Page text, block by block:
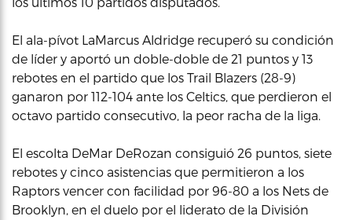
El ala-pívot LaMarcus Aldridge recuperó su condición
de líder y aportó un doble-doble de 21 puntos y 13
rebotes en el partido que los Trail Blazers (28-9)
ganaron por 112-104 ante los Celtics, que perdieron el
octavo partido consecutivo, la peor racha de la liga.
El escolta DeMar DeRozan consiguió 26 puntos, siete
rebotes y cinco asistencias que permitieron a los
Raptors vencer con facilidad por 96-80 a los Nets de
Brooklyn, en el duelo por el liderato de la División